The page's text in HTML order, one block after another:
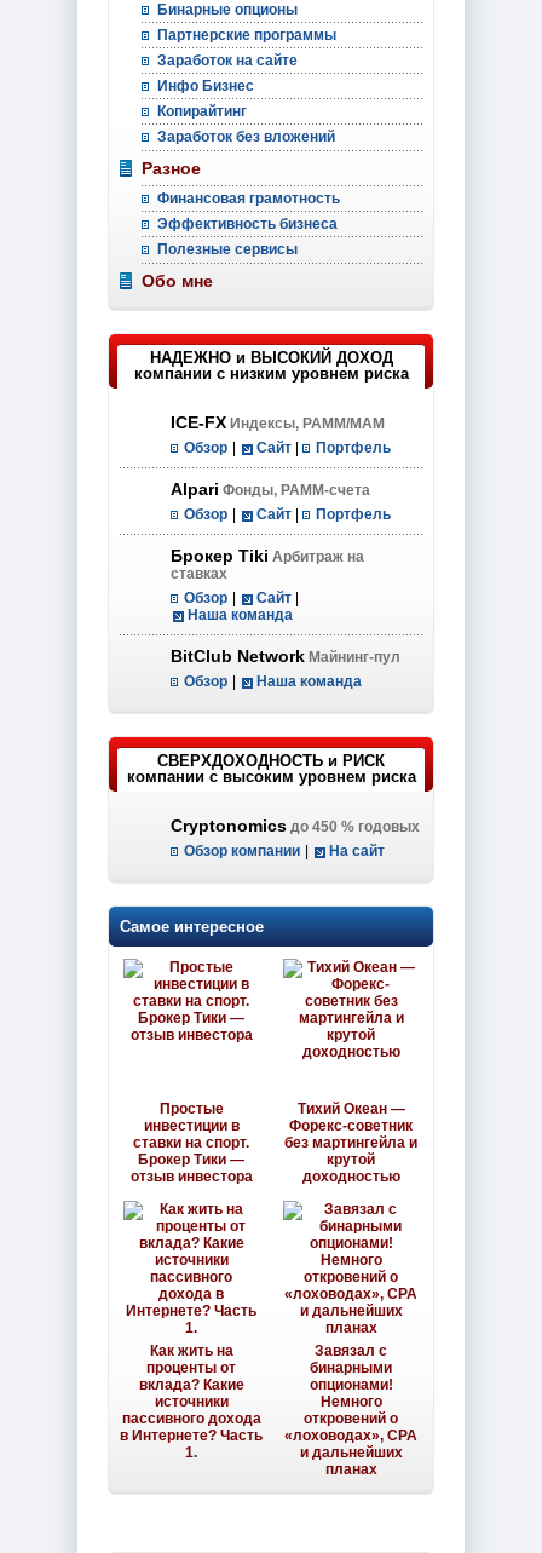
Бинарные опционы
Партнерские программы
Заработок на сайте
Инфо Бизнес
Копирайтинг
Заработок без вложений
Разное
Финансовая грамотность
Эффективность бизнеса
Полезные сервисы
Обо мне
НАДЕЖНО и ВЫСОКИЙ ДОХОД
компании с низким уровнем риска
ICE-FX Индексы, PAMM/MAM
Обзор Сайт Портфель
Alpari Фонды, PAMM-счета
Обзор Сайт Портфель
Брокер Tiki Арбитраж на
ставках
Обзор Сайт
Наша команда
BitClub Network Майнинг-пул
Обзор Наша команда
СВЕРХДОХОДНОСТЬ и РИСК
компании с высоким уровнем риска
Cryptonomics до 450 % годовых
Обзор компании На сайт
Самое интересное
Простые
инвестиции в
ставки на спорт.
Брокер Тики —
отзыв инвестора
Тихий Океан —
Форекс-советник
без мартингейла и
крутой
доходностью
Как жить на
проценты от
вклада? Какие
источники
пассивного дохода
в Интернете? Часть
1.
Завязал с
бинарными
опционами!
Немного
откровений о
«лоховодах», CPA
и дальнейших
планах